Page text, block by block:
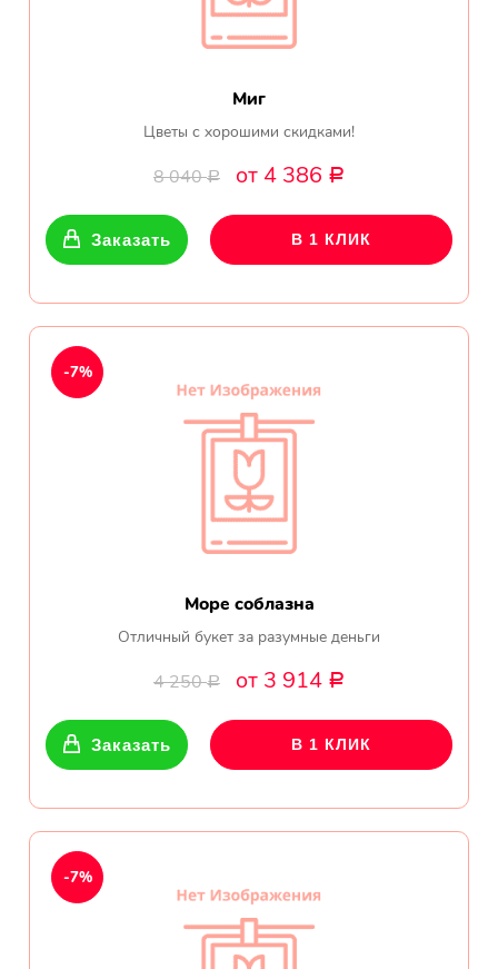
Миг
Цветы с хорошими скидками!
8 040Р от 4 386 Р
Заказать В 1 КЛИК
Море соблазна
Отличный букет за разумные деньги
4 250Р от 3 914 Р
-7%
Заказать В 1 КЛИК
-7%